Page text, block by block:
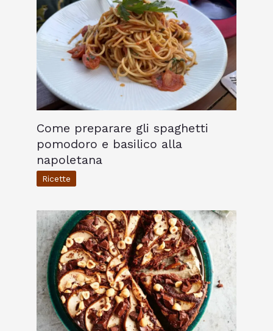
Come preparare gli spaghetti
pomodoro e basilico alla
napoletana
Ricette